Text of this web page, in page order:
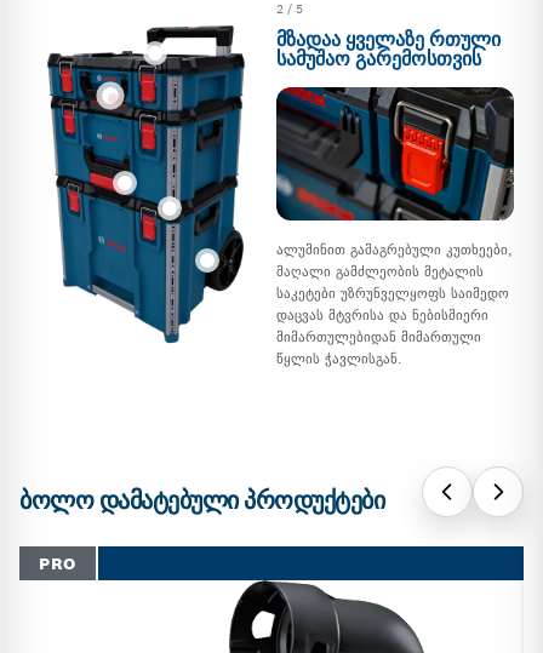
2 / 5
ᲛᲖᲐᲓᲐᲐ ᲧᲕᲔᲚᲐᲖᲔ ᲠᲗᲣᲚᲘ
ᲡᲐᲛᲣᲨᲐᲝ ᲒᲐᲠᲔᲛᲝᲡᲗᲕᲘᲡ
ალუმინით გამაგრებული კუთხეები,
მაღალი გამძლეობის მეტალის
საკეტები უზრუნველყოფს საიმედო
დაცვას მტვრისა და ნებისმიერი
მიმართულებიდან მიმართული
წყლის ჭავლისგან.
ᲑᲝᲚᲝ ᲓᲐᲛᲐᲢᲔᲑᲣᲚᲘ ᲞᲠᲝᲓᲣᲥᲢᲔᲑᲘ
PRO